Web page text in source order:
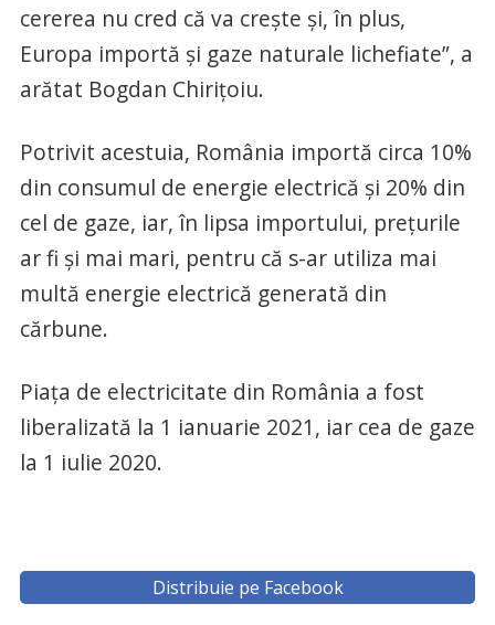
cererea nu cred că va creşte şi, în plus,
Europa importă şi gaze naturale lichefiate”, a
arătat Bogdan Chiriţoiu.
Potrivit acestuia, România importă circa 10%
din consumul de energie electrică şi 20% din
cel de gaze, iar, în lipsa importului, preţurile
ar fi şi mai mari, pentru că s-ar utiliza mai
multă energie electrică generată din
cărbune.
Piaţa de electricitate din România a fost
liberalizată la 1 ianuarie 2021, iar cea de gaze
la 1 iulie 2020.
Distribuie pe Facebook